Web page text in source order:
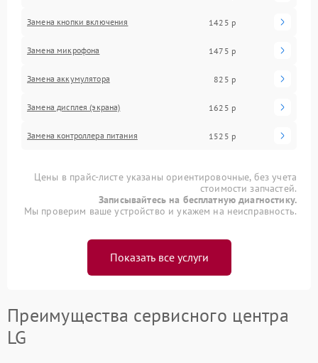
Замена кнопки включения 1425 р
Замена микрофона 1475 р
Замена аккумулятора 825 р
Замена дисплея (экрана) 1625 р
Замена контроллера питания 1525 р
Цены в прайс-листе указаны ориентировочные, без учета
стоимости запчастей.
Записывайтесь на бесплатную диагностику.
Мы проверим ваше устройство и укажем на неисправность.
Показать все услуги
Преимущества сервисного центра
LG